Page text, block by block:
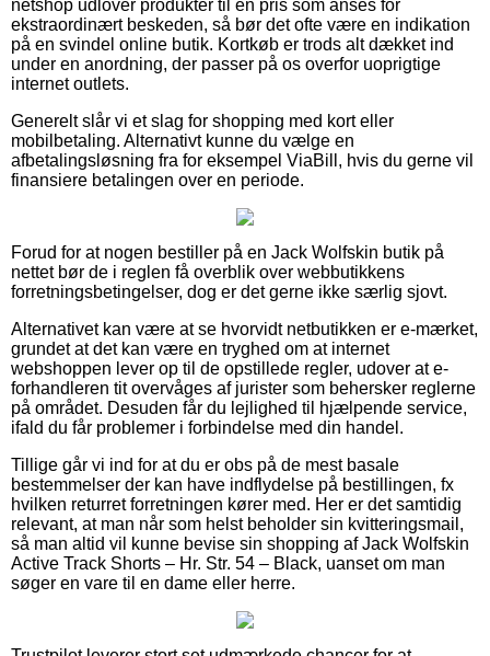
netshop udlover produkter til en pris som anses for
ekstraordinært beskeden, så bør det ofte være en indikation
på en svindel online butik. Kortkøb er trods alt dækket ind
under en anordning, der passer på os overfor uoprigtige
internet outlets.
Generelt slår vi et slag for shopping med kort eller
mobilbetaling. Alternativt kunne du vælge en
afbetalingsløsning fra for eksempel ViaBill, hvis du gerne vil
finansiere betalingen over en periode.
Forud for at nogen bestiller på en Jack Wolfskin butik på
nettet bør de i reglen få overblik over webbutikkens
forretningsbetingelser, dog er det gerne ikke særlig sjovt.
Alternativet kan være at se hvorvidt netbutikken er e-mærket,
grundet at det kan være en tryghed om at internet
webshoppen lever op til de opstillede regler, udover at e-
forhandleren tit overvåges af jurister som behersker reglerne
på området. Desuden får du lejlighed til hjælpende service,
ifald du får problemer i forbindelse med din handel.
Tillige går vi ind for at du er obs på de mest basale
bestemmelser der kan have indflydelse på bestillingen, fx
hvilken returret forretningen kører med. Her er det samtidig
relevant, at man når som helst beholder sin kvitteringsmail,
så man altid vil kunne bevise sin shopping af Jack Wolfskin
Active Track Shorts – Hr. Str. 54 – Black, uanset om man
søger en vare til en dame eller herre.